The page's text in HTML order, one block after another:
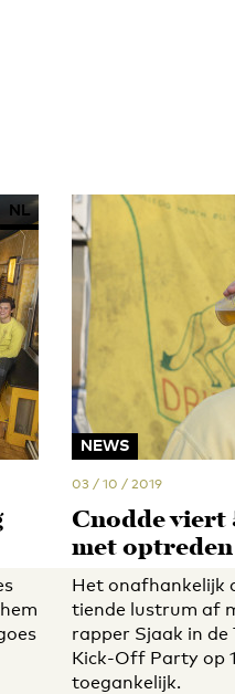
NL
NEWS
03 / 10 / 2019
Cnødde
met
Het onafhankelijk
tiende lustrum af
rapper Sjaak in de
Kick-Off Party op
toegankelijk.